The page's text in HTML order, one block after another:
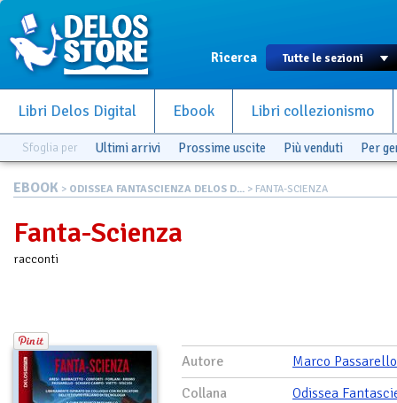
Ricerca
Libri Delos Digital Ebook Libri collezionismo
Sfoglia per Ultimi arrivi Prossime uscite Più venduti Per
EBOOK > ODISSEA FANTASCIENZA DELOS D... > FANTA-SCIENZA
Fanta-Scienza
racconti
Autore
Marco Passarello
Collana
Odissea